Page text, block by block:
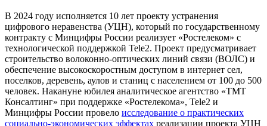
В 2024 году исполняется 10 лет проекту устранения
цифрового неравенства (УЦН), который по государственному
контракту с Минцифры России реализует «Ростелеком» с
технологической поддержкой Tele2. Проект предусматривает
строительство волоконно-оптических линий связи (ВОЛС) и
обеспечение высокоскоростным доступом в интернет сел,
поселков, деревень, аулов и станиц с населением от 100 до 500
человек. Накануне юбилея аналитическое агентство «ТМТ
Консалтинг» при поддержке «Ростелекома», Tele2 и
Минцифры России провело исследование о практических
социально-экономических эффектах реализации проекта УЦН